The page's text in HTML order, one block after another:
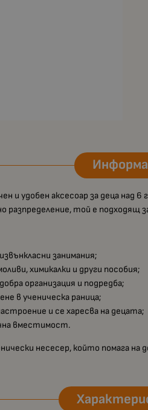
и удобен аксесоар за деца над
той е подходящ
занимания;
химикалки и други пособия;
организация и подредба;
в ученическа раница;
и се харесва на децата;
вместимост.
несесер, който помага